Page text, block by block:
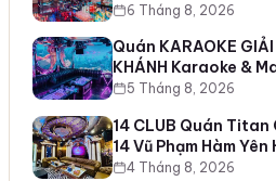
6 Tháng 8, 2026
Quán KARAOKE
KHÁNH Karaoke &
5 Tháng 8, 2026
14 CLUB Quán Titan
14 Vũ Phạm Hàm
4 Tháng 8, 2026